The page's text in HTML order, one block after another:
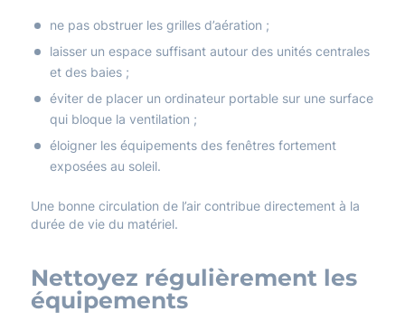
ne pas obstruer les grilles d’aération ;
laisser un espace suffisant autour des unités centrales
et des baies ;
éviter de placer un ordinateur portable sur une surface
qui bloque la ventilation ;
éloigner les équipements des fenêtres fortement
exposées au soleil.
Une bonne circulation de l’air contribue directement à la
durée de vie du matériel.
Nettoyez régulièrement les
équipements